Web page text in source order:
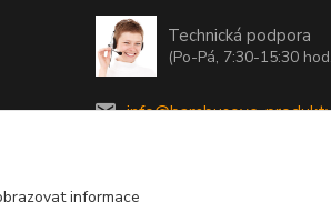
Technická podpora
(Po-Pá, 7:30-15:30
info@bambusove-
informace